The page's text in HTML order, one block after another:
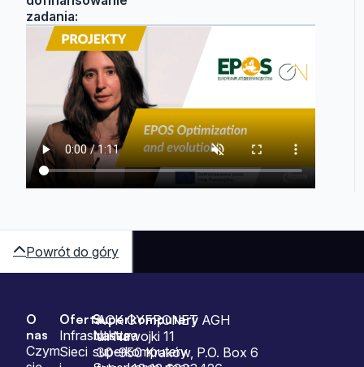
zadania:
Powrót do góry
Sitemap
O
nas
Czym
Oferta
Infrastruktura
Sieci
Superkomputery
Nasze
superkomputery
ACK CYFRONET AGH
ul. Nawojki 11
30-950 Kraków, P.O. Box 6